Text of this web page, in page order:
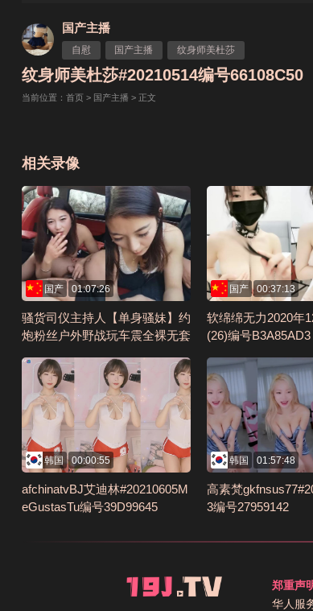
国产主播
自慰 国产主播 纹身师美杜莎
纹身师美杜莎#20210514编号66108C50
当前位置： 首页 > 国产主播 > 正文
相关录像
国产 01:07:26
骚货司仪主持人【单身骚妹】约
炮粉丝户外野战玩车震全裸无套
狼友看编号8CF76F9F
国产 00:37:13
软绵绵无力2020年
(26)编号B3A85AD3
韩国 00:00:55
afchinatvBJ艾迪林#20210605M
eGustasTu编号39D99645
韩国 01:57:48
高素梵
3编号27959142
郑重声
华人服